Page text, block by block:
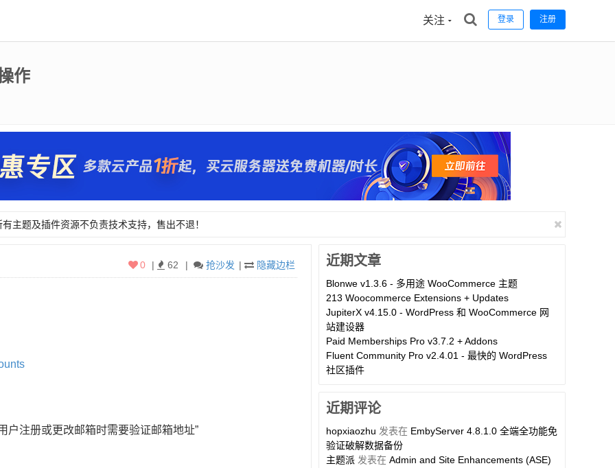
登录 注册
关注
作
主题及插件资源不负责技术支持，售出不退！
| 隐藏边栏
| 抢沙发
| 62
0
户注册或更改邮箱时需要验证邮箱地址”
近期文章
Blonwe v1.3.6 - 多用途 WooCommerce 主题
213 Woocommerce Extensions + Updates
JupiterX v4.15.0 - WordPress 和 WooCommerce 网
站建设器
Paid Memberships Pro v3.7.2 + Addons
Fluent Community Pro v2.4.01 - 最快的 WordPress
社区插件
近期评论
hopxiaozhu 发表在 EmbyServer 4.8.1.0 全端全功能免
验证破解数据备份
主题派 发表在 Admin and Site Enhancements (ASE)